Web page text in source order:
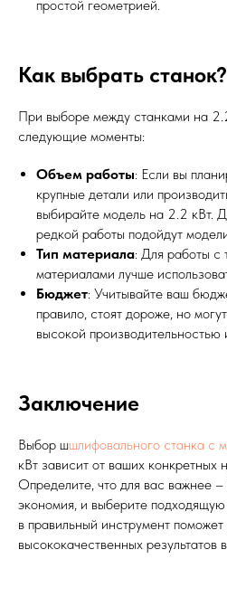
простой геометрией.
Как выбрать станок?
При выборе между станками на
следующие моменты:
Объем работы: Если вы
крупные детали или
выбирайте модель на 2.2 кВт.
редкой работы подойдут
Тип материала: Для работы с
материалами лучше
Бюджет: Учитывайте ваш
правило, стоят дороже, но
высокой производительностью
Заключение
Выбор шшлифовального станка с
кВт зависит от ваших конкретных
Определите, что для вас важнее –
экономия, и выберите
в правильный инструмент
высококачественных результатов